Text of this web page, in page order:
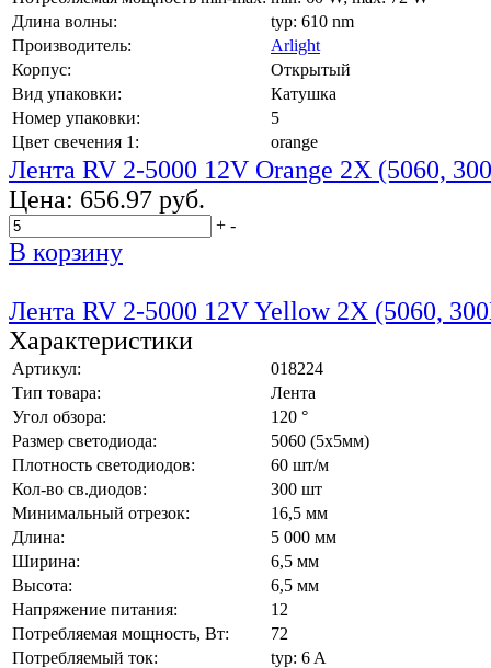
Длина волны:
typ: 610 nm
Производитель:
Arlight
Корпус:
Открытый
Вид упаковки:
Катушка
Номер упаковки:
5
Цвет свечения 1:
orange
Лента RV 2-5000 12V Orange 2X (5060,
Цена: 656.97 руб.
+ -
В корзину
Лента RV 2-5000 12V Yellow 2X (5060,
Характеристики
Артикул:
018224
Тип товара:
Лента
Угол обзора:
120 °
Размер светодиода:
5060 (5x5мм)
Плотность светодиодов:
60 шт/м
Кол-во св.диодов:
300 шт
Минимальный отрезок:
16,5 мм
Длина:
5 000 мм
Ширина:
6,5 мм
Высота:
6,5 мм
Напряжение питания:
12
Потребляемая мощность, Вт:
72
Потребляемый ток:
typ: 6 A